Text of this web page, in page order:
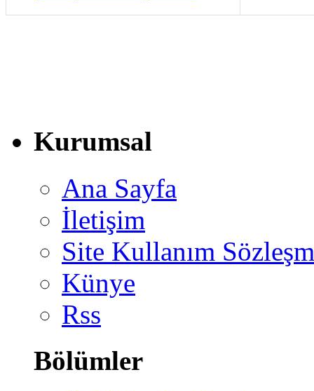
Kurumsal
Ana Sayfa
İletişim
Site Kullanım
Künye
Rss
Bölümler